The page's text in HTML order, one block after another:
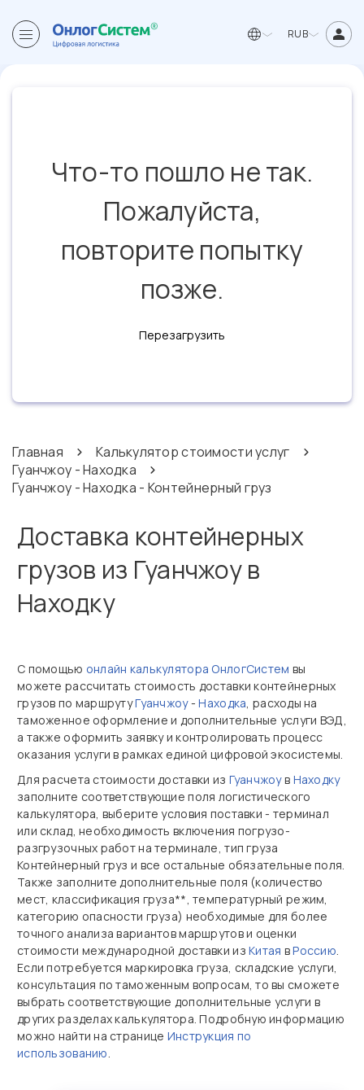
RUB
Что-то пошло не так.
Пожалуйста,
повторите попытку
позже.
Перезагрузить
Главная
Калькулятор стоимости услуг
Гуанчжоу - Находка
Гуанчжоу - Находка - Контейнерный груз
Доставка контейнерных
грузов из Гуанчжоу в
Находку
С помощью онлайн калькулятора ОнлогСистем вы
можете рассчитать стоимость доставки контейнерных
грузов по маршрутуГуанчжоу-Находка, расходы на
таможенное оформление и дополнительные услуги ВЭД,
а также оформить заявку и контролировать процесс
оказания услуги в рамках единой цифровой экосистемы.
Для расчета стоимости доставки из Гуанчжоув Находку
заполните соответствующие поля логистического
калькулятора, выберите условия поставки - терминал
или склад, необходимость включения погрузо-
разгрузочных работ на терминале, тип груза
Контейнерный груз и все остальные обязательные поля.
Также заполните дополнительные поля (количество
мест, классификация груза**, температурный режим,
категорию опасности груза) необходимые для более
точного анализа вариантов маршрутов и оценки
стоимости международной доставки изКитая вРоссию.
Если потребуется маркировка груза, складские услуги,
консультация по таможенным вопросам, то вы сможете
выбрать соответствующие дополнительные услуги в
других разделах калькулятора. Подробную информацию
можно найти на странице Инструкция по
использованию.